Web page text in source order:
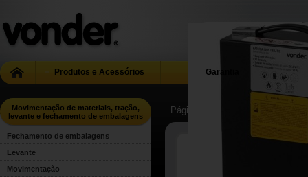
Produtos e Acessórios Garantia
Movimentação de materiais, tração,
levante e fechamento de embalagens
Fechamento de embalagens
Levante
Movimentação
Página Inicial |